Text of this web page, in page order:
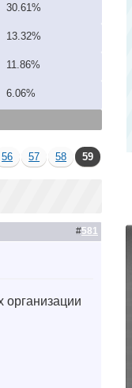
30.61%
13.32%
11.86%
6.06%
56 57 58 59
#581